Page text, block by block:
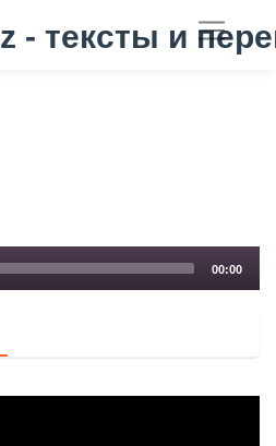
00:00